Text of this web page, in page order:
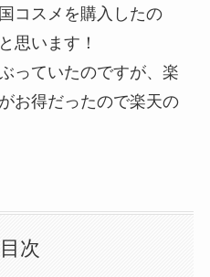
コスメを購入したの
思います！
っていたのですが、楽
お得だったので楽天の
目次